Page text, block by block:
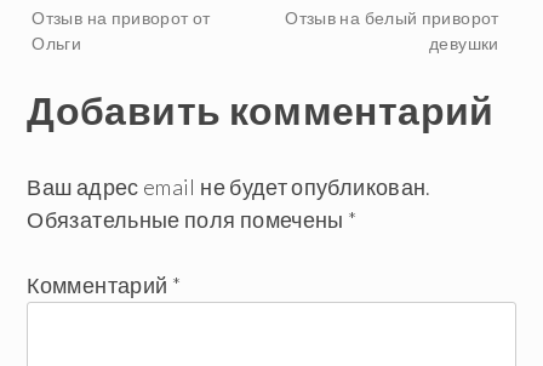
Навигация
по
Отзыв на приворот от
Ольги
Отзыв на белый приворот
девушки
Добавить комментарий
Ваш адрес email не будет опубликован.
Обязательные поля помечены *
Комментарий *